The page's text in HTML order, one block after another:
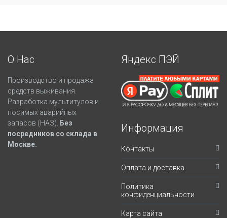
О Нас
Производство и продажа
средств выживания.
Разработка мультитулов и
носимых аварийных
запасов (НАЗ).
Без
посредников со склада в
Москве.
Яндекс ПЭЙ
Информация
Контакты
Оплата и доставка
Политика
конфиденциальности
Карта сайта